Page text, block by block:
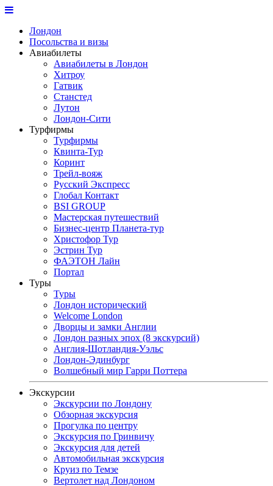
Лондон
Посольства и визы
Авиабилеты
Авиабилеты в Лондон
Хитроу
Гатвик
Станстед
Лутон
Лондон-Сити
Турфирмы
Турфирмы
Квинта-Тур
Коринт
Трейл-вояж
Русский Экспресс
Глобал Контакт
BSI GROUP
Мастерская путешествий
Бизнес-центр Планета-тур
Христофор Тур
Эстрин Тур
ФАЭТОН Лайн
Портал
Туры
Туры
Лондон исторический
Welcome London
Дворцы и замки Англии
Лондон разных эпох (8 экскурсий)
Англия-Шотландия-Уэльс
Лондон-Эдинбург
Волшебный мир Гарри Поттера
Экскурсии
Экскурсии по Лондону
Обзорная экскурсия
Прогулка по центру
Экскурсия по Гринвичу
Экскурсия для детей
Автомобильная экскурсия
Круиз по Темзе
Вертолет над Лондоном